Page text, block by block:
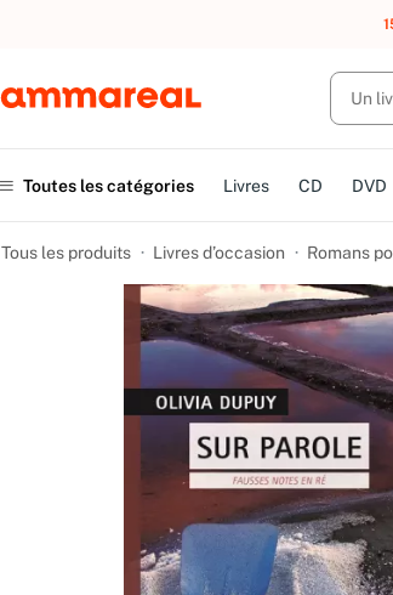
UN ACHAT,
Toutes les catégories Livres CD DVD
Tous les produits Livres d’occasion Romans